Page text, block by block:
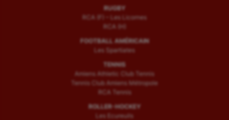
RUGBY
RCA (F) – Les Licornes
RCA (H)
FOOTBALL AMÉRICAIN
Les Spartiates
TENNIS
Amiens Athletic Club Tennis
Tennis Club Amiens Métropole
RCA Tennis
ROLLER-HOCKEY
Les Ecureuils